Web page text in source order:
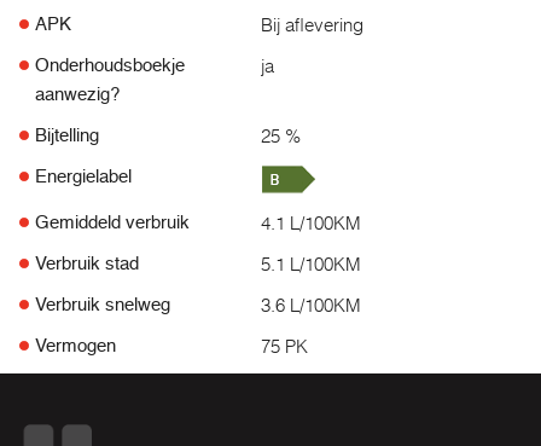
APK Bij aflevering
Onderhoudsboekje
aanwezig?
ja
Bijtelling 25 %
Energielabel
Gemiddeld verbruik 4.1 L/100KM
Verbruik stad 5.1 L/100KM
Verbruik snelweg 3.6 L/100KM
Vermogen 75 PK